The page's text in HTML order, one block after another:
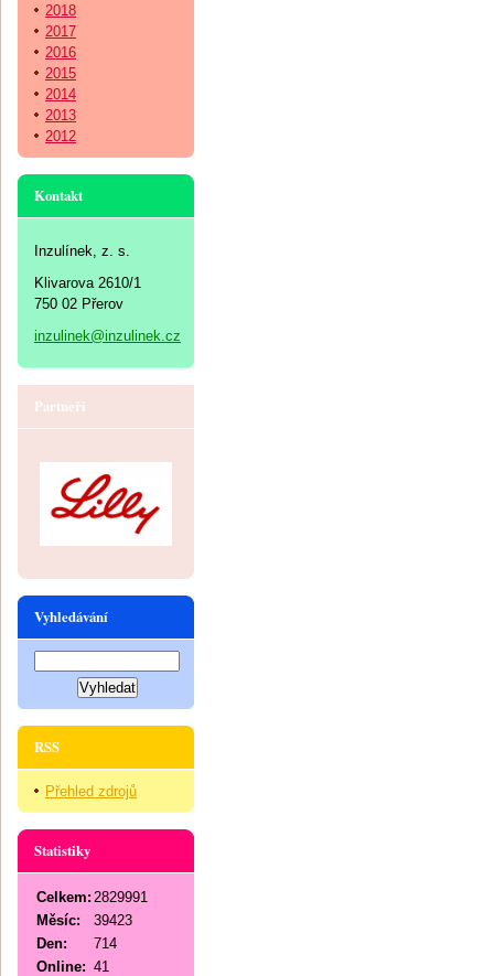
2018
2017
2016
2015
2014
2013
2012
Kontakt
Inzulínek, z. s.
Klivarova 2610/1
750 02 Přerov
inzulinek@inzulinek.cz
Partneři
Vyhledávání
RSS
Přehled zdrojů
Statistiky
Online: 41
Celkem: 2829991
Měsíc:
39423
Den:
714